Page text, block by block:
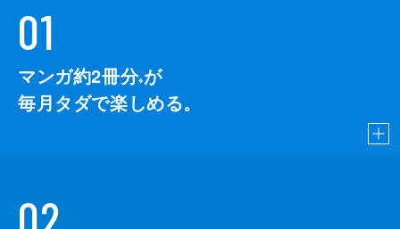
01
マンガ約2冊分※が
毎月タダで楽しめる。